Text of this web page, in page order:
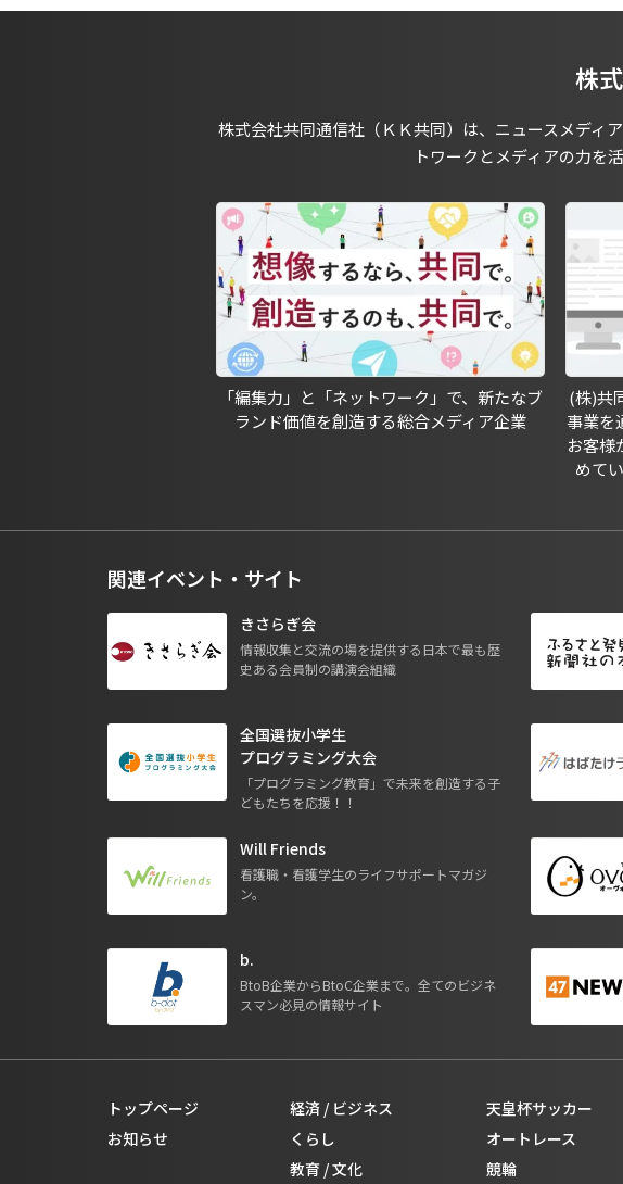
株
株式会社共同通信社（ＫＫ共同）は、ニュースメディ
トワークとメディアの力を
「編集力」と「ネットワーク」で、新たなブ
ランド価値を創造する総合メディア企業
(株)共
事業を
お客様
めて
関連イベント・サイト
きさらぎ会
情報収集と交流の場を提供する日本で最も歴
史ある会員制の講演会組織
全国選抜小学生
プログラミング大会
「プログラミング教育」で未来を創造する子
どもたちを応援！！
Will Friends
看護職・看護学生のライフサポートマガジ
ン。
b.
BtoB企業からBtoC企業まで。全てのビジネ
スマン必見の情報サイト
トップページ
お知らせ
経済 / ビジネス
くらし
教育 / 文化
天皇杯サッカー
オートレース
競輪